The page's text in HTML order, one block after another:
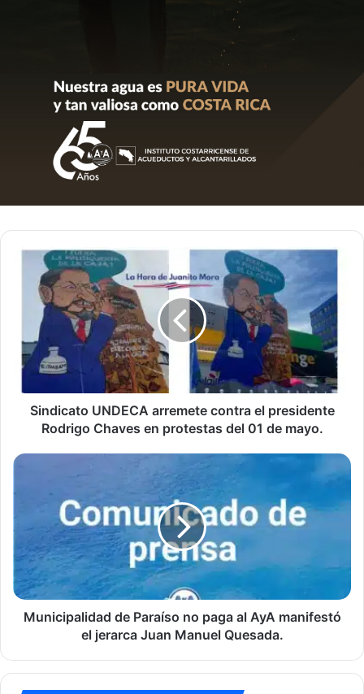
Sindicato
UNDECA
arremete
contra
presidente
Rodrigo
Chaves
en
protestas
de
Sindicato UNDECA arremete contra el presidente
Rodrigo Chaves en protestas del 01 de mayo.
Municipalidad
paga
AyA
manifestó
el
jerarca
Municipalidad de Paraíso no paga al AyA manifestó
el jerarca Juan Manuel Quesada.